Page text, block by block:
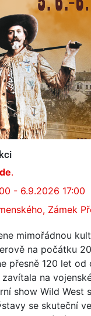
.
- 6.9.2026 17:00
Zámek
mimořádnou
na počátku
přesně 120 let od
na
show Wild West
se skuteční